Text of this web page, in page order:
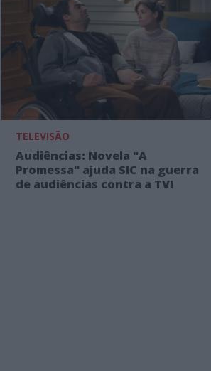
TELEVISÃO
Audiências: Novela "A
Promessa" ajuda SIC na guerra
de audiências contra a TVI